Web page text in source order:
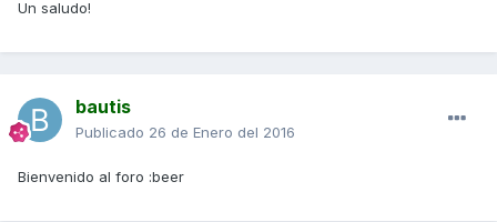
Un saludo!
bautis
Publicado 26 de Enero del 2016
Bienvenido al foro :beer